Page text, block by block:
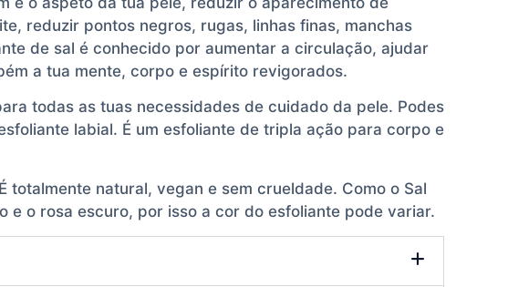
reduzir pontos negros, rugas, linhas finas, manchas
de sal é conhecido por aumentar a circulação, ajudar
a tua mente, corpo e espírito revigorados.
todas as tuas necessidades de cuidado da pele. Podes
labial. É um esfoliante de tripla ação para corpo e
totalmente natural, vegan e sem crueldade. Como o Sal
e o rosa escuro, por isso a cor do esfoliante pode variar.